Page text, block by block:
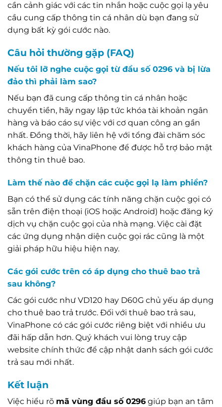
cần cảnh giác với các tin nhắn hoặc cuộc gọi lạ yêu
cầu cung cấp thông tin cá nhân dù bạn đang sử
dụng bất kỳ gói cước nào.
Câu hỏi thường gặp (FAQ)
Nếu tôi lỡ nghe cuộc gọi từ đầu số 0296 và bị lừa
đảo thì phải làm sao?
Nếu bạn đã cung cấp thông tin cá nhân hoặc
chuyển tiền, hãy ngay lập tức khóa tài khoản ngân
hàng và báo cáo sự việc với cơ quan công an gần
nhất. Đồng thời, hãy liên hệ với tổng đài chăm sóc
khách hàng của VinaPhone để được hỗ trợ bảo mật
thông tin thuê bao.
Làm thế nào để chặn các cuộc gọi lạ làm phiền?
Bạn có thể sử dụng các tính năng chặn cuộc gọi có
sẵn trên điện thoại (iOS hoặc Android) hoặc đăng ký
dịch vụ chặn cuộc gọi của nhà mạng. Việc cài đặt
các ứng dụng nhận diện cuộc gọi rác cũng là một
giải pháp hữu hiệu hiện nay.
Các gói cước trên có áp dụng cho thuê bao trả
sau không?
Các gói cước như VD120 hay D60G chủ yếu áp dụng
cho thuê bao trả trước. Đối với thuê bao trả sau,
VinaPhone có các gói cước riêng biệt với nhiều ưu
đãi hấp dẫn hơn. Quý khách vui lòng truy cập
website chính thức để cập nhật danh sách gói cước
trả sau mới nhất.
Kết luận
Việc hiểu rõ mã vùng đầu số 0296 giúp bạn an tâm